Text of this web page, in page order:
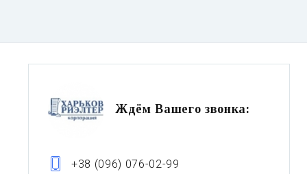
Ждём Вашего звонка:
+38 (096) 076-02-99